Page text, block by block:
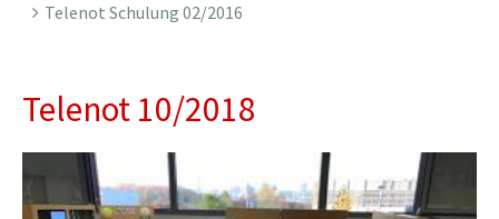
Telenot Schulung 02/2016
Telenot 10/2018